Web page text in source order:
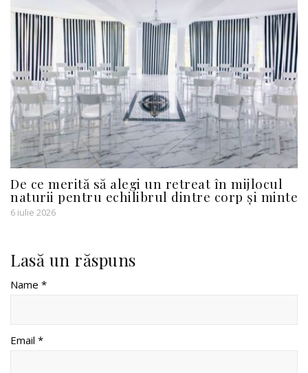
De ce merită să alegi un retreat în mijlocul
naturii pentru echilibrul dintre corp și minte
6 iulie 2026
Lasă un răspuns
Name *
Email *